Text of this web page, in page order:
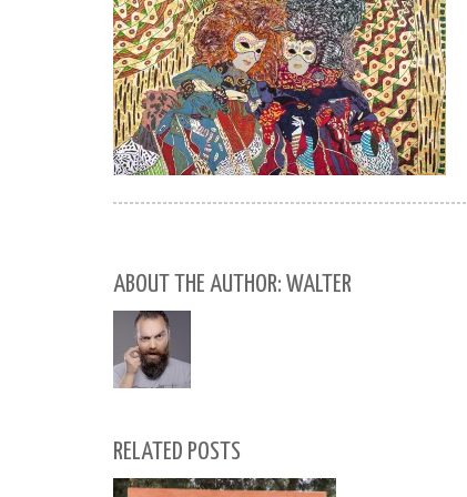
ABOUT THE AUTHOR: WALTER
RELATED POSTS